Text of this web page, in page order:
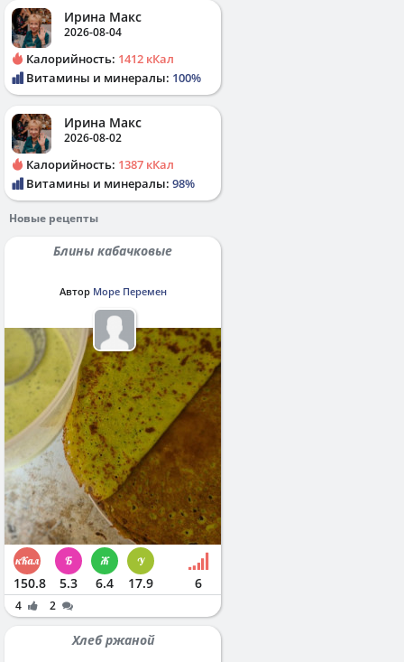
Ирина Макс
2026-08-04
Калорийность: 1412 кКал
Витамины и минералы: 100%
Ирина Макс
2026-08-02
Калорийность: 1387 кКал
Витамины и минералы: 98%
Новые рецепты
Блины кабачковые
Автор Море Перемен
150.8 5.3 6.4 17.9 6
4 2
Хлеб ржаной